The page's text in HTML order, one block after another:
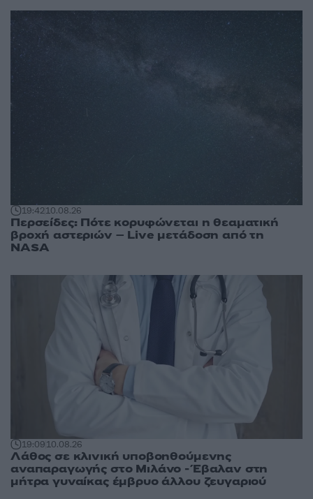
19:4210.08.26
Περσείδες: Πότε κορυφώνεται η θεαματική
βροχή αστεριών – Live μετάδοση από τη
NASA
19:0910.08.26
Λάθος σε κλινική υποβοηθούμενης
αναπαραγωγής στο Μιλάνο - Έβαλαν στη
μήτρα γυναίκας έμβρυο άλλου ζευγαριού